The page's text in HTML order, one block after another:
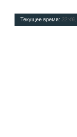
Текущее время: 22:46